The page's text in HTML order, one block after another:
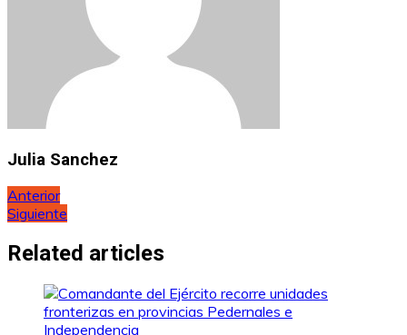
Julia Sanchez
Navegación
de
entradas
Anterior
Siguiente
Related articles